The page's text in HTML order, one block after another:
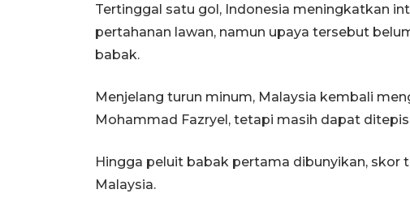
Tertinggal satu gol, Indonesia meningkatkan
pertahanan lawan, namun upaya tersebut
babak.
Menjelang turun minum, Malaysia kembali
Mohammad Fazryel, tetapi masih dapat
Hingga peluit babak pertama dibunyikan, skor
Malaysia.